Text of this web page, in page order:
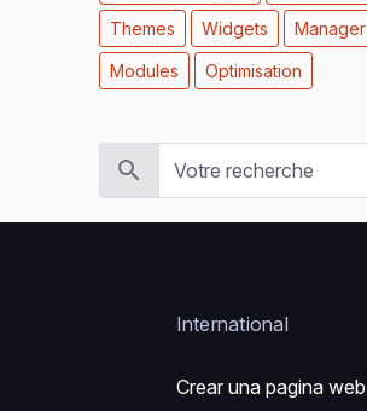
Themes Widgets Manager
Modules Optimisation
International
Crear una pagina web